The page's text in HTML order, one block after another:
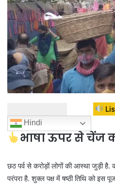
Hindi
भाषा ऊपर से चेंज
छठ पर्व से करोड़ों लोगों की आस्था जुड़ी है.
परंपरा है. शुक्ल पक्ष में षष्ठी तिथि को इस